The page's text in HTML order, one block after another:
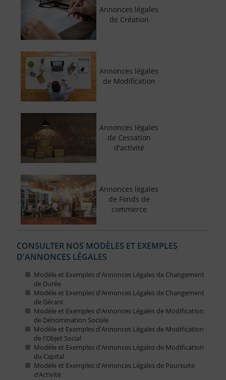
Annonces légales
de Création
Annonces légales
de Modification
Annonces légales
de Cessation
d'activité
Annonces légales
de Fonds de
commerce
CONSULTER NOS MODÈLES ET EXEMPLES
D'ANNONCES LÉGALES
Modèle et Exemples d'Annonces Légales de Changement
de Durée
Modèle et Exemples d'Annonces Légales de Changement
de Gérant
Modèle et Exemples d'Annonces Légales de Modification
de Dénomination Sociale
Modèle et Exemples d'Annonces Légales de Modification
de l'Objet Social
Modèle et Exemples d'Annonces Légales de Modification
du Capital
Modèle et Exemples d'Annonces Légales de Poursuite
d’Activité